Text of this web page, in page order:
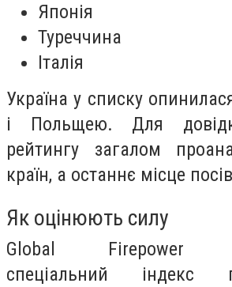
Японія
Туреччина
Італія
Україна у списку
і Польщею. Для
рейтингу загалом
країн, а останнє місце
Як оцінюють силу
Global Firepower
спеціальний індекс